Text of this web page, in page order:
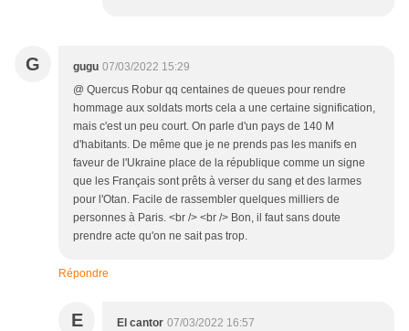
G gugu 07/03/2022 15:29
@ Quercus Robur qq centaines de queues pour rendre
hommage aux soldats morts cela a une certaine signification,
mais c'est un peu court. On parle d'un pays de 140 M
d'habitants. De même que je ne prends pas les manifs en
faveur de l'Ukraine place de la république comme un signe
que les Français sont prêts à verser du sang et des larmes
pour l'Otan. Facile de rassembler quelques milliers de
personnes à Paris. <br /> <br /> Bon, il faut sans doute
prendre acte qu'on ne sait pas trop.
Répondre
E El cantor 07/03/2022 16:57